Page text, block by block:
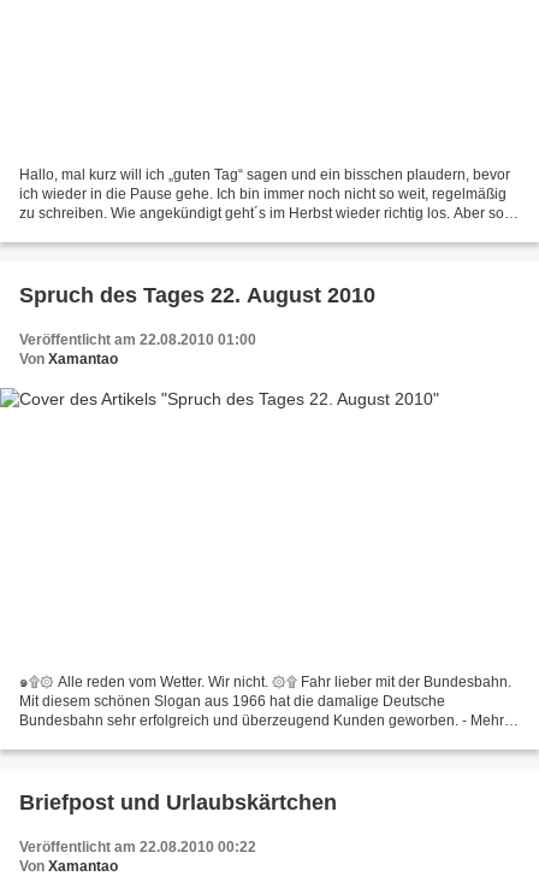
Hallo, mal kurz will ich „guten Tag“ sagen und ein bisschen plaudern, bevor
ich wieder in die Pause gehe. Ich bin immer noch nicht so weit, regelmäßig
zu schreiben. Wie angekündigt geht´s im Herbst wieder richtig los. Aber so
Spruch des Tages 22. August 2010
Veröffentlicht am 22.08.2010 01:00
Von Xamantao
๑۩۞ Alle reden vom Wetter. Wir nicht. ۞۩ Fahr lieber mit der Bundesbahn.
Mit diesem schönen Slogan aus 1966 hat die damalige Deutsche
Bundesbahn sehr erfolgreich und überzeugend Kunden geworben. - Mehr
Briefpost und Urlaubskärtchen
Veröffentlicht am 22.08.2010 00:22
Von Xamantao